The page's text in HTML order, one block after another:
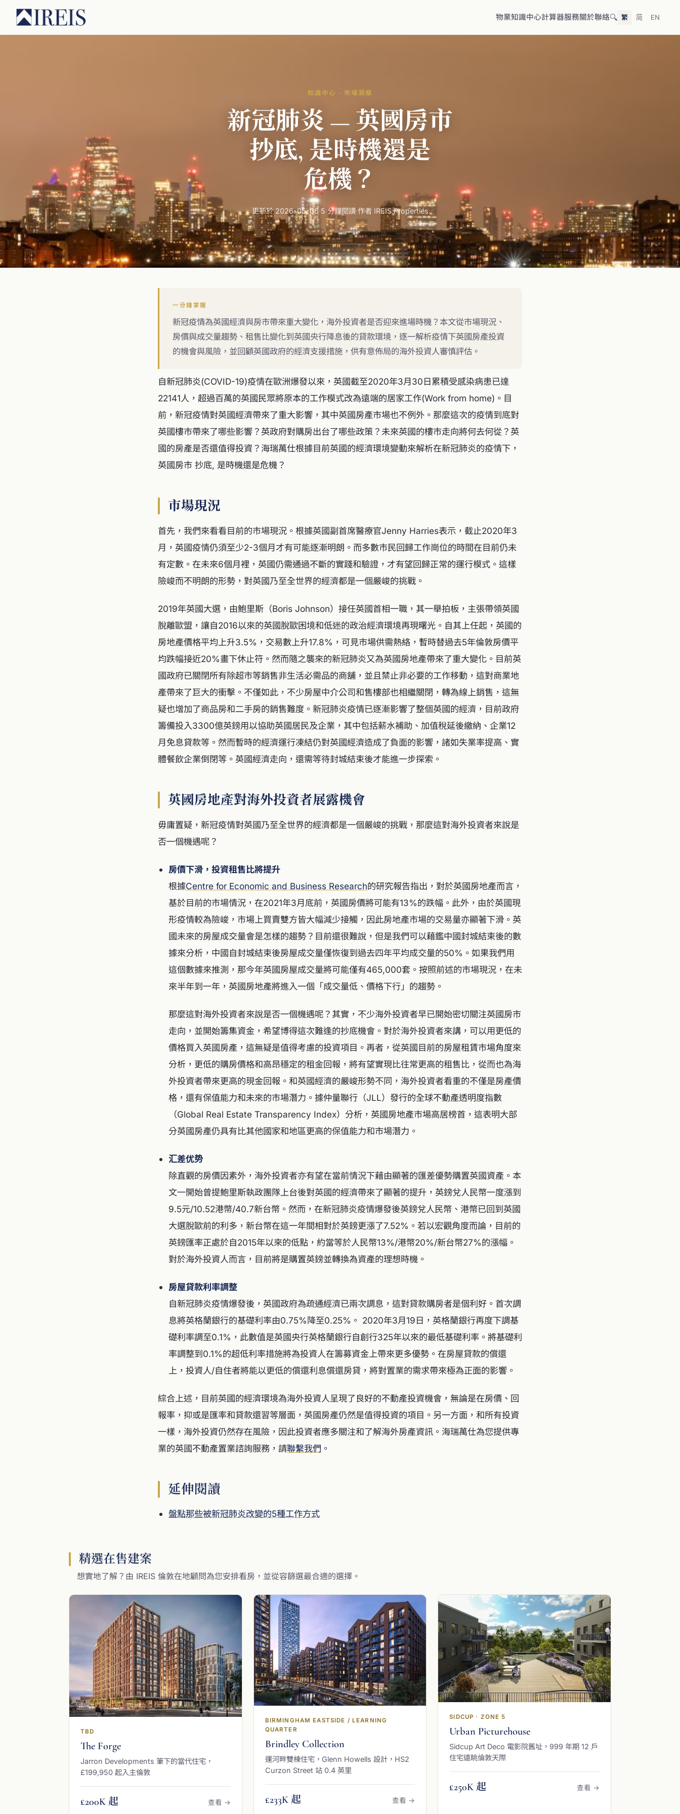
物業知識中心計算器服務關於聯絡🔍 繁 简 EN
知識中心 · 市場洞察
新冠肺炎 — 英國房市
抄底, 是時機還是
危機？
更新於 2026-05-06·5 分鐘閱讀·作者 IREIS Properties
一分鐘掌握
新冠疫情為英國經濟與房市帶來重大變化，海外投資者是否迎來進場時機？本文從市場現況、
房價與成交量趨勢、租售比變化到英國央行降息後的貸款環境，逐一解析疫情下英國房產投資
的機會與風險，並回顧英國政府的經濟支援措施，供有意佈局的海外投資人審慎評估。
自新冠肺炎(COVID-19)疫情在歐洲爆發以來，英國截至2020年3月30日累積受感染病患已達
22141人，超過百萬的英國民眾將原本的工作模式改為遠端的居家工作(Work from home)。目
前，新冠疫情對英國經濟帶來了重大影響，其中英國房產市場也不例外。那麼這次的疫情到底對
英國樓市帶來了哪些影響？英政府對購房出台了哪些政策？未來英國的樓市走向將何去何從？英
國的房產是否還值得投資？海瑞萬仕根據目前英國的經濟環境變動來解析在新冠肺炎的疫情下，
英國房市 抄底, 是時機還是危機？
市場現況
首先，我們來看看目前的市場現況。根據英國副首席醫療官Jenny Harries表示，截止2020年3
月，英國疫情仍須至少2-3個月才有可能逐漸明朗。而多數市民回歸工作崗位的時間在目前仍未
有定數。在未來6個月裡，英國仍需通過不斷的實踐和驗證，才有望回歸正常的運行模式。這樣
險峻而不明朗的形勢，對英國乃至全世界的經濟都是一個嚴峻的挑戰。
2019年英國大選，由鮑里斯（Boris Johnson）接任英國首相一職，其一舉拍板，主張帶領英國
脫離歐盟，讓自2016以來的英國脫歐困境和低迷的政治經濟環境再現曙光。自其上任起，英國的
房地產價格平均上升3.5%，交易數上升17.8%，可見市場供需熱絡，暫時替過去5年倫敦房價平
均跌幅接近20%畫下休止符。然而隨之襲來的新冠肺炎又為英國房地產帶來了重大變化。目前英
國政府已關閉所有除超市等銷售非生活必需品的商舖，並且禁止非必要的工作移動，這​​對商業地
產帶來了巨大的衝擊。不僅如此，不少房屋中介公司和售樓部也相繼關閉，轉為線上銷售，這無
疑也增加了商品房和二手房的銷售難度。新冠肺炎疫情已逐漸影響了整個英國的經濟，目前政府
籌備投入3300億英鎊用以協助英國居民及企業，其中包括薪水補助、加值稅延後繳納、企業12
月免息貸款等。然而暫時的經濟運行凍結仍對英國經濟造成了負面的影響，諸如失業率提高、實
體餐飲企業倒閉等。英國經濟走向，還需等待封城結束後才能進一步探索。
英國房地產對海外投資者展露機會
毋庸置疑，新冠疫情對英國乃至全世界的經濟都是一個嚴峻的挑戰，那麼這對海外投資者來說是
否一個機遇呢？
房價下滑，投資租售比將提升
根據Centre for Economic and Business Research的研究報告指出，對於英國房地產而言，
基於目前的市場情況，在2021年3月底前，英國房價將可能有13%的跌幅。此外，由於英國現
形疫情較為險峻，市場上買賣雙方皆大幅減少接觸，因此房地產市場的交易量亦顯著下滑。英
國未來的房屋成交量會是怎樣的趨勢？目前還很難說，但是我們可以藉鑑中國封城結束後的數
據來分析，中國自封城結束後房屋成交量僅恢復到過去四年平均成交量的50%。如果我們用
這個數據來推測，那今年英國房屋成交量將可能僅有465,000套。按照前述的市場現況，在未
來半年到一年，英國房地產將進入一個「成交量低、價格下行」的趨勢。
那麼這對海外投資者來說是否一個機遇呢？其實，不少海外投資者早已開始密切關注英國房市
走向，並開始籌集資金，希望博得這次難逢的抄底機會。對於海外投資者來講，可以用更低的
價格買入英國房產，這無疑是值得考慮的投資項目。再者，從英國目前的房屋租賃市場角度來
分析，更低的購房價格和高昂穩定的租金回報，將有望實現比往常更高的租售比，從而也為海
外投資者帶來更高的現金回報。和英國經濟的嚴峻形勢不同，海外投資者看重的不僅是房產價
格，還有保值能力和未來的市場潛力。據仲量聯行（JLL）發行的全球不動產透明度指數
（Global Real Estate Transparency Index）分析，英國房地產市場高居榜首，這表明大部
分英國房產仍具有比其他國家和地區更高的保值能力和市場潛力。
汇差优势
除直觀的房價因素外，海外投資者亦有望在當前情況下藉由顯著的匯差優勢購置英國資產。本
文一開始曾提鮑里斯執政團隊上台後對英國的經濟帶來了顯著的提升，英鎊兌人民幣一度漲到
9.5元/10.52港幣/40.7新台幣。然而，在新冠肺炎疫情爆發後英鎊兌人民幣、港幣已回到英國
大選脫歐前的利多，新台幣在這一年間相對於英鎊更漲了7.52%。若以宏觀角度而論，目前的
英鎊匯率正處於自2015年以來的低點，約當等於人民幣13%/港幣20%/新台幣27%的漲幅。
對於海外投資人而言，目前將是購置英鎊並轉換為資產的理想時機。
房屋貸款利率調整
自新冠肺炎疫情爆發後，英國政府為疏通經濟已兩次調息，這對貸款購房者是個利好。首次調
息將英格蘭銀行的基礎利率由0.75%降至0.25%。 2020年3月19日，英格蘭銀行再度下調基
礎利率調至0.1%，此數值是英國央行英格蘭銀行自創行325年以來的最低基礎利率。將基礎利
率調整到0.1%的超低利率措施將為投資人在籌募資金上帶來更多優勢。在房屋貸款的償還
上，投資人/自住者將能以更低的償還利息償還房貸，將對置業的需求帶來極為正面的影響。
綜合上述，目前英國的經濟環境為海外投資人呈現了良好的不動產投資機會，無論是在房價、回
報率，抑或是匯率和貸款還習等層面，英國房產仍然是值得投資的項目。另一方面，和所有投資
一樣，海外投資仍然存在風險，因此投資者應多關注和了解海外房產資訊。海瑞萬仕為您提供專
業的英國不動產置業諮詢服務，請聯繫我們 。
延伸閱讀
盤點那些被新冠肺炎改變的5種工作方式
精選在售建案
想實地了解？由 IREIS 倫敦在地顧問為您安排看房，並從容篩選最合適的選擇。
TBD
The Forge
Jarron Developments 筆下的當代住宅，
£199,950 起入主倫敦
£200K 起 查看 →
BIRMINGHAM EASTSIDE / LEARNING
QUARTER
Brindley Collection
運河畔雙棟住宅，Glenn Howells 設計，HS2
Curzon Street 站 0.4 英里
£233K 起 查看 →
SIDCUP · ZONE 5
Urban Picturehouse
Sidcup Art Deco 電影院舊址，999 年期 12 戶
住宅遠眺倫敦天際
£250K 起 查看 →